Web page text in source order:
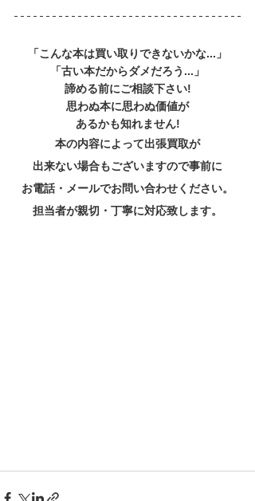
「こんな本は買い取りできないかな...」
「古い本だからダメだろう...」
諦める前にご相談下さい!
思わぬ本に思わぬ価値が
あるかも知れません!
本の内容によって出張買取が
出来ない場合もございますので事前に
お電話・メールでお問い合わせください。
担当者が親切・丁寧に対応致します。